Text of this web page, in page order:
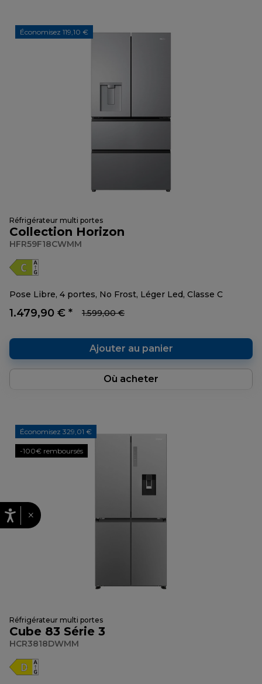
Économisez 119,10 €
Réfrigérateur multi portes
Collection Horizon
HFR59F18CWMM
Pose Libre, 4 portes, No Frost, Léger Led, Classe C
1.479,90 € * 1.599,00 €
Ajouter au panier
Où acheter
Économisez 329,01 €
-100€ remboursés
Réfrigérateur multi portes
Cube 83 Série 3
HCR3818DWMM
×